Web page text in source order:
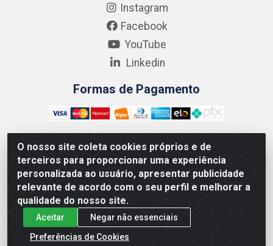
O nosso site coleta cookies próprios e de
terceiros para proporcionar uma experiência
personalizada ao usuário, apresentar publicidade
relevante de acordo com o seu perfil e melhorar a
qualidade do nosso site.
Aceitar
Negar não essenciais
Preferências de Cookies
Instagram
Facebook
YouTube
Linkedin
Formas de Pagamento
Kgmlan Distribuidora LTDA - CNPJ 18.217.682/0001-54 -
Rua Pedro de Barros Cavalcante, 58 - Bultrins, Olinda/PE
- CEP 53320-110